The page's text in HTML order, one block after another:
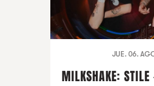
JUE. 06.
MILKSHAKE: STILE